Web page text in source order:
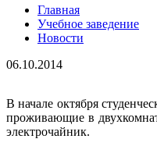
Главная
Учебное заведение
Новости
06.10.2014
В начале октября
проживающие в
электрочайник.